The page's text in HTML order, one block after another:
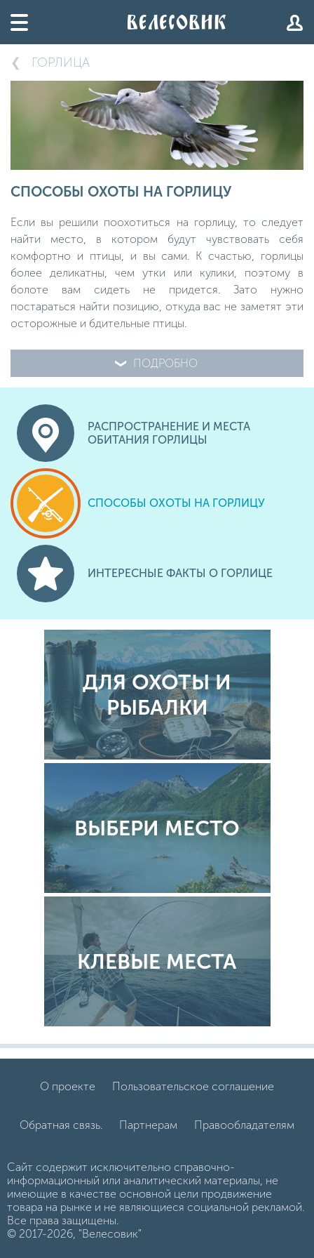
ГОРЛИЦА
СПОСОБЫ ОХОТЫ НА ГОРЛИЦУ
Если вы решили поохотиться на горлицу, то следует
найти место, в котором будут чувствовать себя
комфортно и птицы, и вы сами. К счастью, горлицы
более деликатны, чем утки или кулики, поэтому в
болоте вам сидеть не придется. Зато нужно
постараться найти позицию, откуда вас не заметят эти
осторожные и бдительные птицы.
ПОДРОБНО
РАСПРОСТРАНЕНИЕ И МЕСТА
ОБИТАНИЯ ГОРЛИЦЫ
СПОСОБЫ ОХОТЫ НА ГОРЛИЦУ
ИНТЕРЕСНЫЕ ФАКТЫ О ГОРЛИЦЕ
ДЛЯ ОХОТЫ И
РЫБАЛКИ
ВЫБЕРИ МЕСТО
КЛЕВЫЕ МЕСТА
О проекте Пользовательское соглашение
Обратная связь. Партнерам Правообладателям
Сайт содержит исключительно справочно-
информационный или аналитический материалы, не
имеющие в качестве основной цели продвижение
товара на рынке и не являющиеся социальной рекламой.
Все права защищены.
© 2017-2026, "Велесовик"